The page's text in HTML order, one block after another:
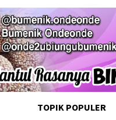
TOPIK POPULER